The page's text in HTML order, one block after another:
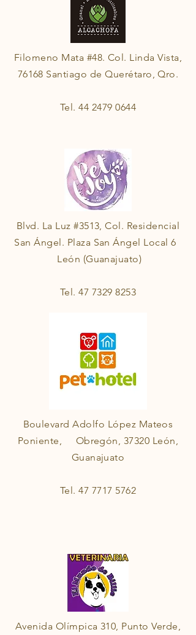
Filomeno Mata #48. Col. Linda Vista,
76168 Santiago de Querétaro, Qro.
Tel.44 2479 0644
Blvd. La Luz #3513, Col. Residencial
San Ángel. Plaza San Ángel Local 6
León (Guanajuato)
Tel.47 7329 8253
Boulevard Adolfo López Mateos
Poniente, Obregón, 37320 León,
Guanajuato
Tel.47 7717 5762
Avenida Olímpica 310, Punto Verde,